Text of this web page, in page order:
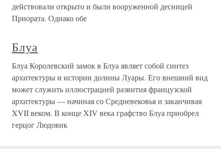
действовали открыто и были вооруженной десницей
Приората. Однако обе
Блуа
Блуа Королевский замок в Блуа являет собой синтез
архитектуры и истории долины Луары. Его внешний вид
может служить иллюстрацией развития французской
архитектуры — начиная со Средневековья и заканчивая
XVII веком. В конце XIV века графство Блуа приобрел
герцог Людовик